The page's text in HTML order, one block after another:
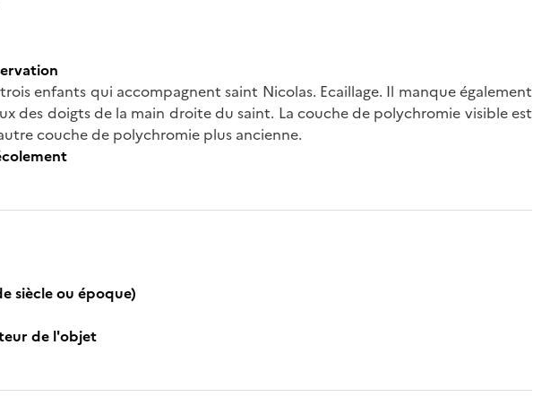
enfants qui accompagnent saint Nicolas. Ecaillage. Il manque également
des doigts de la main droite du saint. La couche de polychromie visible est
couche de polychromie plus ancienne.
siècle ou époque)
de l'objet